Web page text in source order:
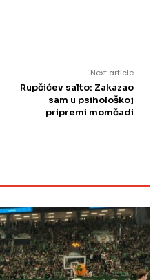
Next article
Rupčićev salto: Zakazao
sam u psihološkoj
pripremi momčadi